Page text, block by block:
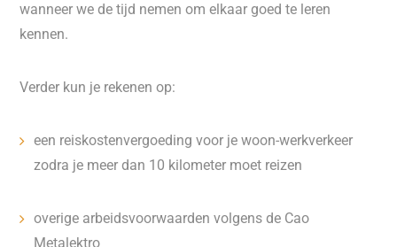
wanneer we de tijd nemen om elkaar goed te leren
kennen.
Verder kun je rekenen op:
een reiskostenvergoeding voor je woon-werkverkeer
zodra je meer dan 10 kilometer moet reizen
overige arbeidsvoorwaarden volgens de Cao
Metalektro